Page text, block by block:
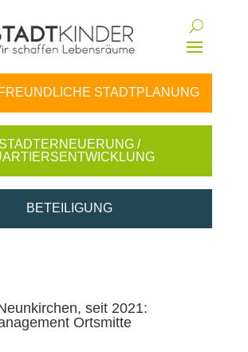
STADTPLANUNG
STADTERNEUERUNG /
BETEILIGUNG
seit 2021:
Ortsmitte